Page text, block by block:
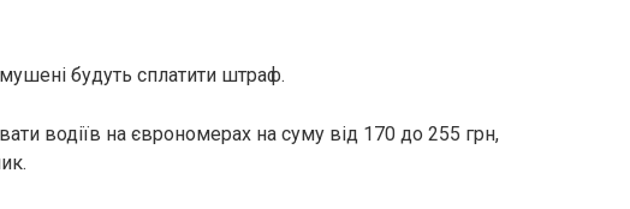
будуть сплатити штраф.
водіїв на єврономерах на суму від 170 до 255 грн,